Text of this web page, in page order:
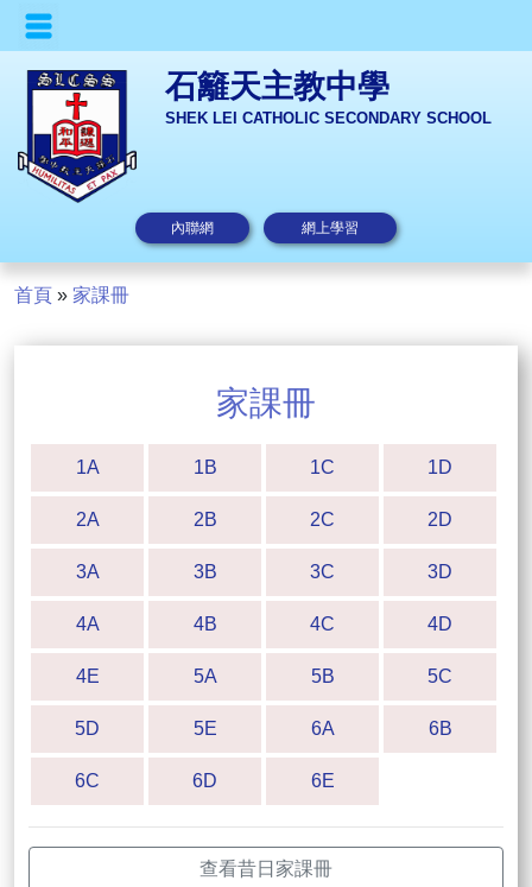
石籬天主教中學
SHEK LEI CATHOLIC SECONDARY SCHOOL
內聯網 網上學習
首頁 » 家課冊
家課冊
1A 1B 1C 1D
2A 2B 2C 2D
3A 3B 3C 3D
4A 4B 4C 4D
4E 5A 5B 5C
5D 5E 6A 6B
6C 6D 6E
查看昔日家課冊